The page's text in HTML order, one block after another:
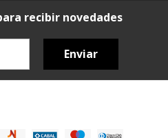
recibir novedades
Enviar